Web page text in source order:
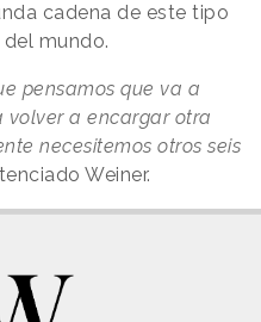
cadena de este tipo
mundo.
pensamos que va a
volver a encargar otra
necesitemos otros seis
Weiner.